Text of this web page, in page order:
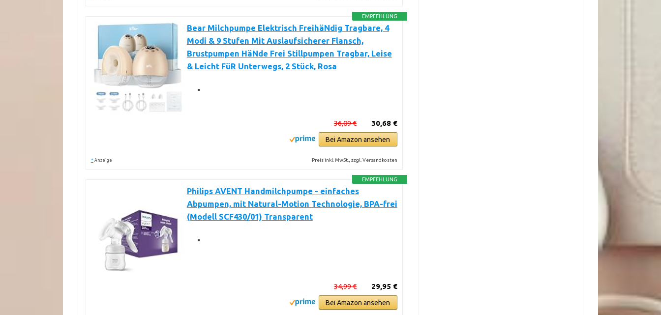
EMPFEHLUNG
Bear Milchpumpe Elektrisch FreihäNdig Tragbare, 4
Modi & 9 Stufen Mit Auslaufsicherer Flansch,
Brustpumpen HäNde Frei Stillpumpen Tragbar, Leise
& Leicht FüR Unterwegs, 2 Stück, Rosa
30,68 €
36,09 €
Bei Amazon ansehen
* Anzeige Preis inkl. MwSt., zzgl. Versandkosten
EMPFEHLUNG
Philips AVENT Handmilchpumpe - einfaches
Abpumpen, mit Natural-Motion Technologie, BPA-frei
(Modell SCF430/01) Transparent
29,95 €
34,99 €
Bei Amazon ansehen